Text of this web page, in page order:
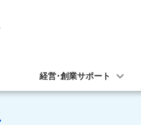
経営･創業サポート